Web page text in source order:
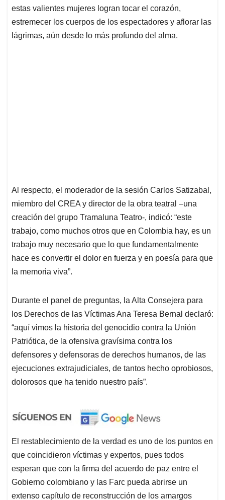
estas valientes mujeres logran tocar el corazón,
estremecer los cuerpos de los espectadores y aflorar las
lágrimas, aún desde lo más profundo del alma.
Al respecto, el moderador de la sesión Carlos Satizabal,
miembro del CREA y director de la obra teatral –una
creación del grupo Tramaluna Teatro-, indicó: “este
trabajo, como muchos otros que en Colombia hay, es un
trabajo muy necesario que lo que fundamentalmente
hace es convertir el dolor en fuerza y en poesía para que
la memoria viva”.
Durante el panel de preguntas, la Alta Consejera para
los Derechos de las Víctimas Ana Teresa Bernal declaró:
“aquí vimos la historia del genocidio contra la Unión
Patriótica, de la ofensiva gravísima contra los
defensores y defensoras de derechos humanos, de las
ejecuciones extrajudiciales, de tantos hecho oprobiosos,
dolorosos que ha tenido nuestro país”.
El restablecimiento de la verdad es uno de los puntos en
que coincidieron víctimas y expertos, pues todos
esperan que con la firma del acuerdo de paz entre el
Gobierno colombiano y las Farc pueda abrirse un
extenso capítulo de reconstrucción de los amargos